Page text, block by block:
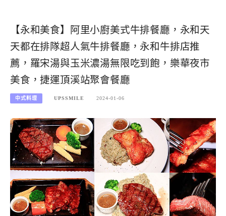
【永和美食】阿里小廚美式牛排餐廳，永和天
天都在排隊超人氣牛排餐廳，永和牛排店推
薦，羅宋湯與玉米濃湯無限吃到飽，樂華夜市
美食，捷運頂溪站聚會餐廳
中式料理 UPSSMILE 2024-01-06